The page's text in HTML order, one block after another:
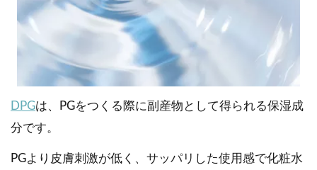
DPGは、PGをつくる際に副産物として得られる保湿成
分です。
PGより皮膚刺激が低く、サッパリした使用感で化粧水